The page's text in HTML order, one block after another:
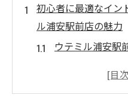
初心者に最適なイン
ル浦安駅前店の魅力
ウテミル浦安駅
初心者が安心し